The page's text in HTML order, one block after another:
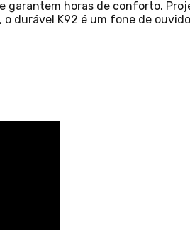
horas de conforto.
durável K92 é um fone de